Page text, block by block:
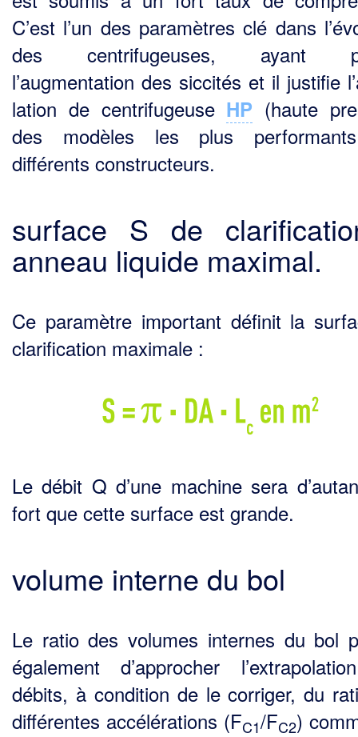
C’est l’un des para­mètres clé dans
des centrifugeuses, ayant
l’augmentation des siccités et il justifie
lation de centrifugeuse HP (haute
des modèles les plus
différents constructeurs.
surface S de
anneau liquide maximal.
Ce paramètre important définit la
clarification maximale :
Le débit Q d’une machine sera
fort que cette surface est grande.
volume interne du bol
Le ratio des volumes internes du bol
également d’approcher
débits, à condition de le corriger, du
différentes accélérations (FC1/FC2)